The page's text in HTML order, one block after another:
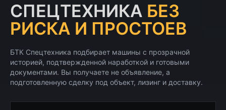
СПЕЦТЕХНИКА БЕЗ
РИСКА И ПРОСТОЕВ
БТК Спецтехника подбирает машины с прозрачной
историей, подтвержденной наработкой и готовыми
документами. Вы получаете не объявление, а
подготовленную сделку под объект, лизинг и доставку.